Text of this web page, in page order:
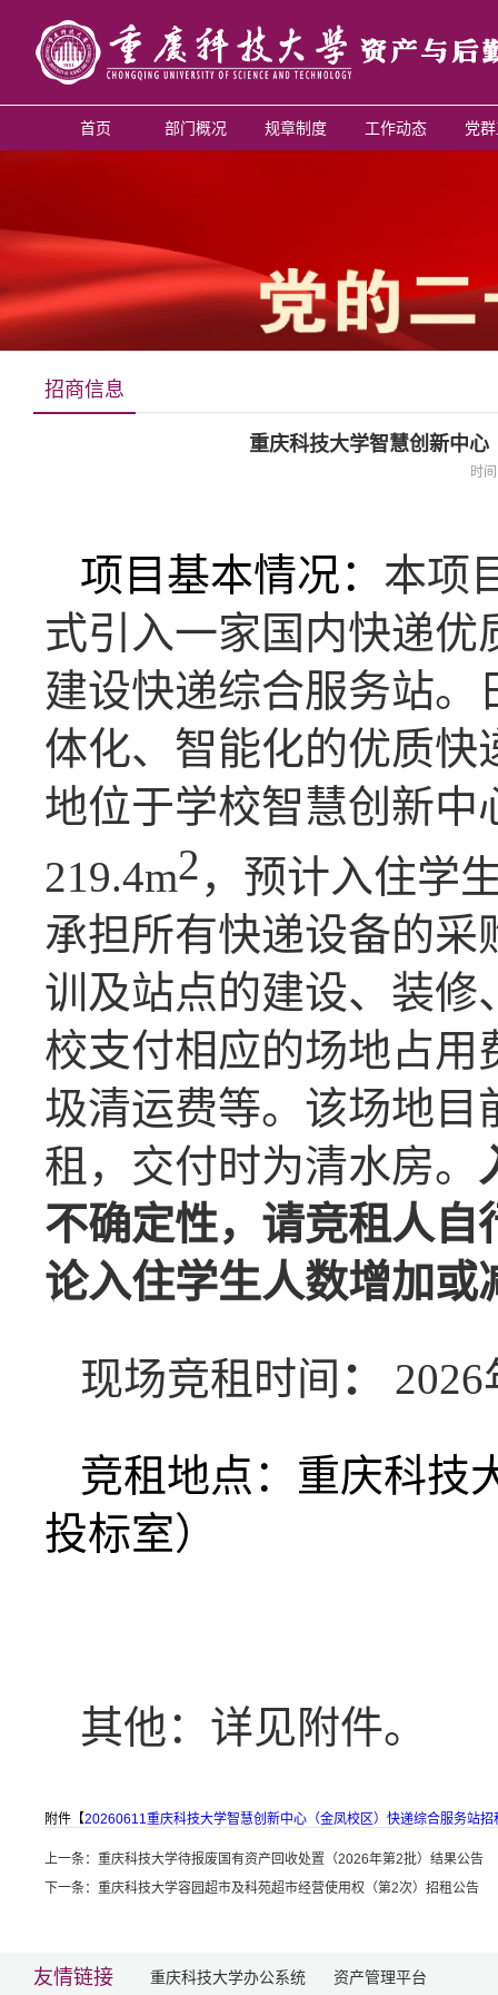
首页 部门概况 规章制度 工作动态 党
招商信息
重庆科技大学智慧创新中
时
项目基本情况： 本项
式引入一家国内快递
建设快递综合服务站
体化、智能化的优质快
地位于学校智慧创新中
219.4m2，预计入住学
承担所有快递设备的采
训及站点的建设、装修
校支付相应的场地占用
圾清运费等。该场地目
租，交付时为清水房。
不确定性，请竞租人自
论入住学生人数增加或
现场竞租时间 ： 2026
竞租地点：重庆科技
投标室）
其他：详见附件。
附件【20260611重庆科技大学智慧创新中心（金凤校区）快递综合服务站
上一条： 重庆科技大学待报废国有资产回收处置（2026年第2批）结果公告
下一条： 重庆科技大学容园超市及科苑超市经营使用权（第2次）招租公告
友情链接 重庆科技大学办公系统 资产管理平台